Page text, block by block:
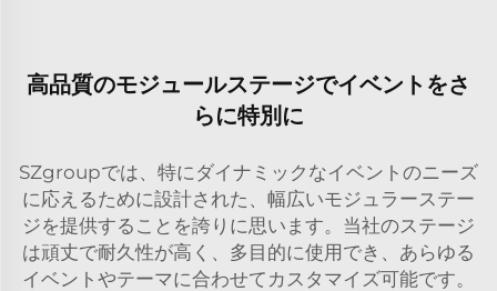
高品質のモジュールステージでイベントをさ
らに特別に
SZgroupでは、特にダイナミックなイベントのニーズ
に応えるために設計された、幅広いモジュラーステー
ジを提供することを誇りに思います。当社のステージ
は頑丈で耐久性が高く、多目的に使用でき、あらゆる
イベントやテーマに合わせてカスタマイズ可能です。